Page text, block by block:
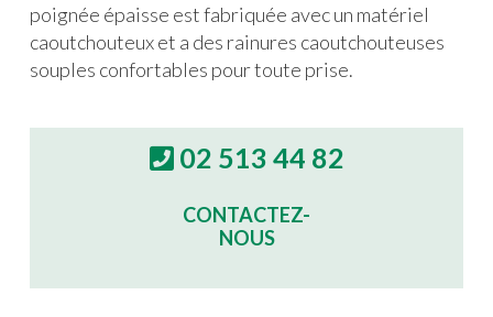
poignée épaisse est fabriquée avec un matériel
caoutchouteux et a des rainures caoutchouteuses
souples confortables pour toute prise.
02 513 44 82
CONTACTEZ-
NOUS